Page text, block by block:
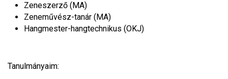
Zeneszerző (MA)
Zeneművész-tanár (MA)
Hangmester-hangtechnikus (OKJ)
Tanulmányaim: